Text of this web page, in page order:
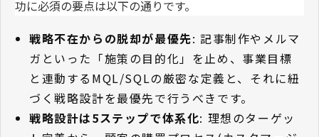
功に必須の要点は以下の通りです。
戦略不在からの脱却が最優先: 記事制作やメルマ
ガといった「施策の目的化」を止め、事業目標
と連動するMQL/SQLの厳密な定義と、それに紐
づく戦略設計を最優先で行うべきです。
戦略設計は5ステップで体系化: 理想のターゲッ